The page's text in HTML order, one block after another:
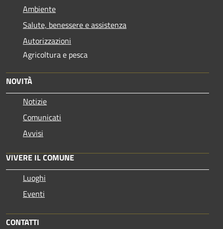
Ambiente
Salute, benessere e assistenza
Autorizzazioni
Agricoltura e pesca
NOVITÀ
Notizie
Comunicati
Avvisi
VIVERE IL COMUNE
Luoghi
Eventi
CONTATTI